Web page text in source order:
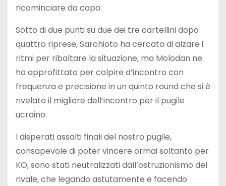
ricominciare da capo.
Sotto di due punti su due dei tre cartellini dopo
quattro riprese, Sarchioto ha cercato di alzare i
ritmi per ribaltare la situazione, ma Molodan ne
ha approfittato per colpire d’incontro con
frequenza e precisione in un quinto round che si è
rivelato il migliore dell’incontro per il pugile
ucraino.
I disperati assalti finali del nostro pugile,
consapevole di poter vincere ormai soltanto per
KO, sono stati neutralizzati dall’ostruzionismo del
rivale, che legando astutamente e facendo